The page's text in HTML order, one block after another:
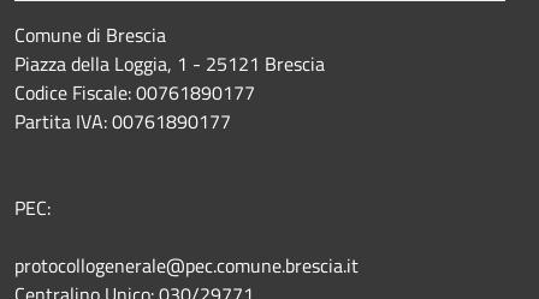
Comune di Brescia
Piazza della Loggia, 1 - 25121 Brescia
Codice Fiscale: 00761890177
Partita IVA: 00761890177
PEC:
protocollogenerale@pec.comune.brescia.it